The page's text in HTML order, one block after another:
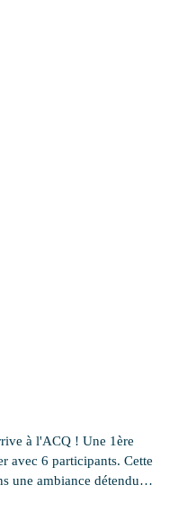
à l'ACQ ! Une 1ère
avec 6 participants. Cette
une ambiance détendue